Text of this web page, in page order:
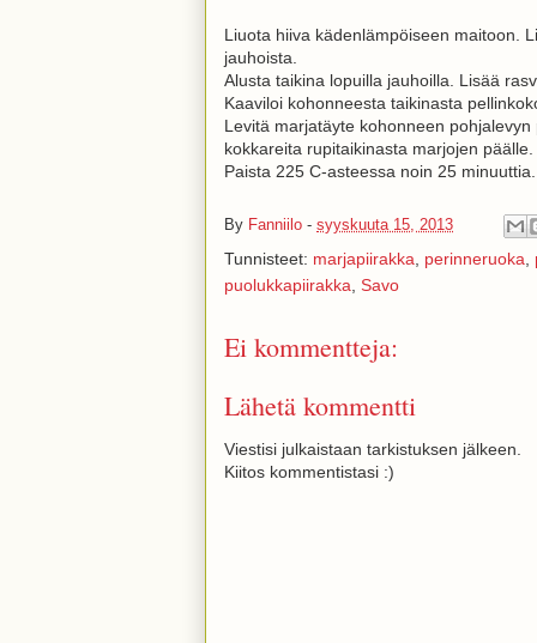
Liuota hiiva kädenlämpöiseen maitoon.
jauhoista.
Alusta taikina lopuilla jauhoilla. Lisää
Kaaviloi kohonneesta taikinasta
Levitä marjatäyte kohonneen
kokkareita rupitaikinasta marjojen päälle.
Paista 225 C-asteessa noin 25 minuuttia.
By Fanniilo - syyskuuta 15, 2013
Tunnisteet: marjapiirakka perinneruoka
puolukkapiirakka Savo
Ei kommentteja:
Lähetä kommentti
Viestisi julkaistaan tarkistuksen jälkeen.
Kiitos kommentistasi :)